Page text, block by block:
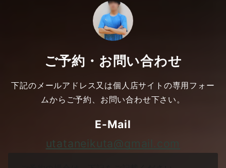
ご予約・お問い合わせ
下記のメールアドレス又は個人店サイトの専用フォー
ムからご予約、お問い合わせ下さい。
E-Mail
utataneikuta@gmail.com